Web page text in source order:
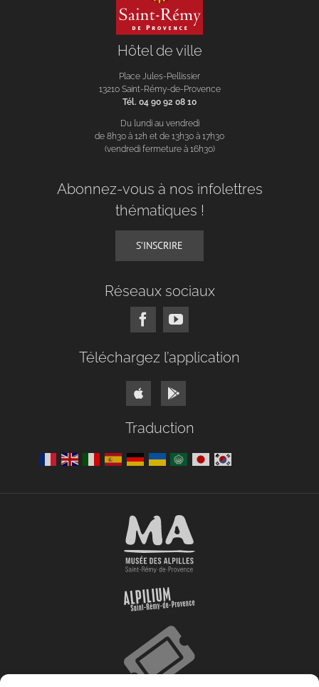
Hôtel de ville
Place Jules-Pellissier
13210 Saint-Rémy-de-Provence
Tél. 04 90 92 08 10
Du lundi au vendredi
de 8h30 à 12h et de 13h30 à 17h30
(vendredi fermeture à 16h30)
Abonnez-vous à nos infolettres
thématiques !
S’INSCRIRE
Réseaux sociaux
Téléchargez l’application
Traduction